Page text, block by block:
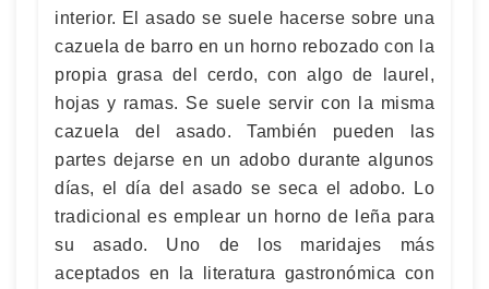
interior. El asado se suele hacerse sobre una
cazuela de barro en un horno rebozado con la
propia grasa del cerdo, con algo de laurel,
hojas y ramas. Se suele servir con la misma
cazuela del asado. También pueden las
partes dejarse en un adobo durante algunos
días, el día del asado se seca el adobo. Lo
tradicional es emplear un horno de leña para
su asado. Uno de los maridajes más
aceptados en la literatura gastronómica con